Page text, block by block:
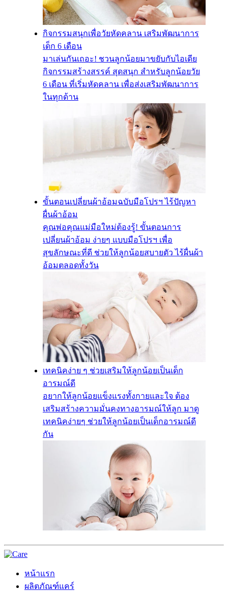
กิจกรรมสนุกเพื่อวัยหัดคลาน เสริมพัฒนาการ
เด็ก 6 เดือน
มาเล่นกันเถอะ! ชวนลูกน้อยมาขยับกับไอเดีย
กิจกรรมสร้างสรรค์ สุดสนุก สำหรับลูกน้อยวัย
6 เดือน ที่เริ่มหัดคลาน เพื่อส่งเสริมพัฒนาการ
ในทุกด้าน
ขั้นตอนเปลี่ยนผ้าอ้อมฉบับมือโปรฯ ไร้ปัญหา
ผื่นผ้าอ้อม
คุณพ่อคุณแม่มือใหม่ต้องรู้! ขั้นตอนการ
เปลี่ยนผ้าอ้อม ง่ายๆ แบบมือโปรฯ เพื่อ
สุขลักษณะที่ดี ช่วยให้ลูกน้อยสบายตัว ไร้ผื่นผ้า
อ้อมตลอดทั้งวัน
เทคนิคง่าย ๆ ช่วยเสริมให้ลูกน้อยเป็นเด็ก
อารมณ์ดี
อยากให้ลูกน้อยแข็งแรงทั้งกายและใจ ต้อง
เสริมสร้างความมั่นคงทางอารมณ์ให้ลูก มาดู
เทคนิคง่ายๆ ช่วยให้ลูกน้อยเป็นเด็กอารมณ์ดี
กัน
หน้าแรก
ผลิตภัณฑ์แคร์